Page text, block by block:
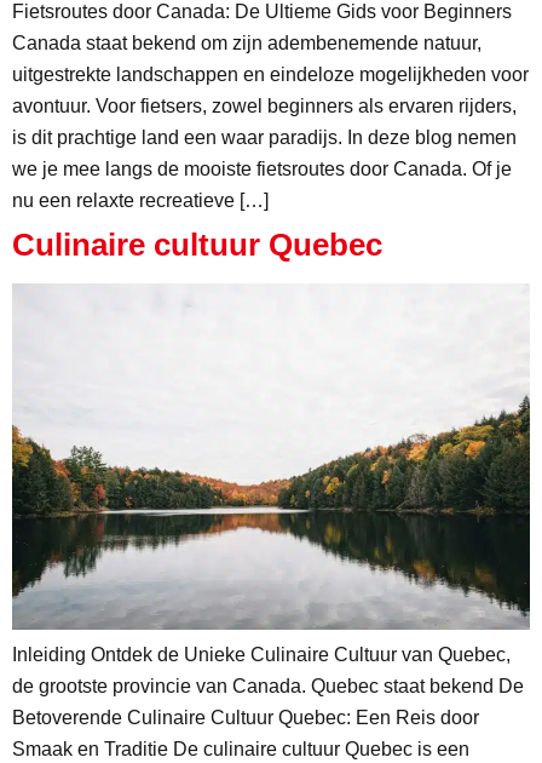
Fietsroutes door Canada: De Ultieme Gids voor Beginners
Canada staat bekend om zijn adembenemende natuur,
uitgestrekte landschappen en eindeloze mogelijkheden voor
avontuur. Voor fietsers, zowel beginners als ervaren rijders,
is dit prachtige land een waar paradijs. In deze blog nemen
we je mee langs de mooiste fietsroutes door Canada. Of je
nu een relaxte recreatieve […]
Culinaire cultuur Quebec
Inleiding Ontdek de Unieke Culinaire Cultuur van Quebec,
de grootste provincie van Canada. Quebec staat bekend De
Betoverende Culinaire Cultuur Quebec: Een Reis door
Smaak en Traditie De culinaire cultuur Quebec is een